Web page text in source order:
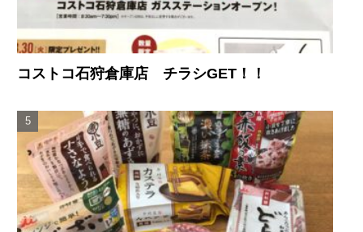
コストコ石狩倉庫店 チラシGET！！